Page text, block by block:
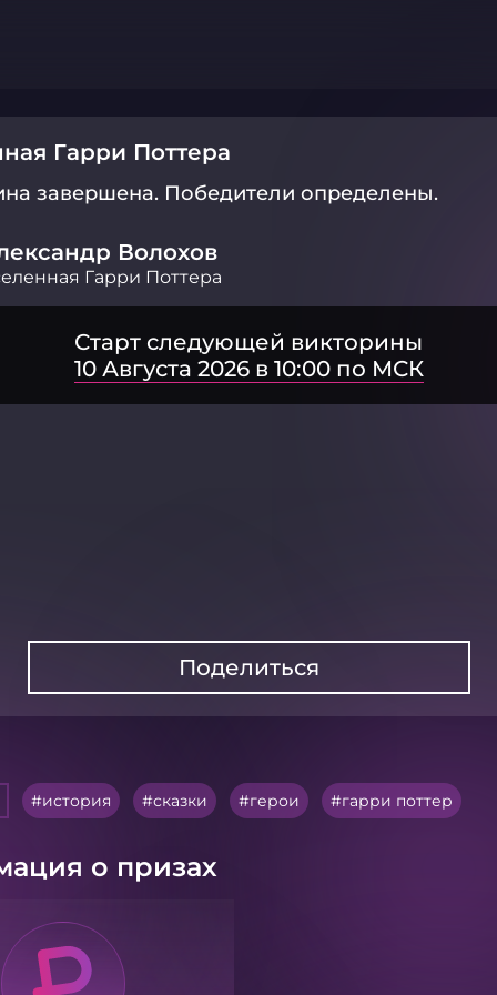
Гарри Поттера
завершена. Победители определены.
Волохов
Гарри Поттера
Старт следующей викторины
10 Августа 2026 в 10:00 по МСК
Поделиться
история сказки герои гарри поттер
о призах